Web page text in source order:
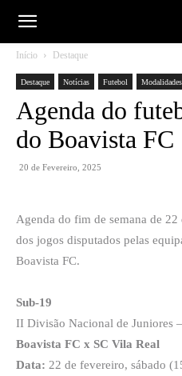
Início Destaque
Destaque Notícias Futebol Modalidades
Agenda do
do Boavista FC
20 de Fevereiro, 2025
Agenda do fim de semana de
dos jogos disputados pelas
Boavista FC.
Sub-19
II Divisão Nacional de Juniores
Boavista FC x SC Vila Real
Data: 22 de fevereiro, sábado